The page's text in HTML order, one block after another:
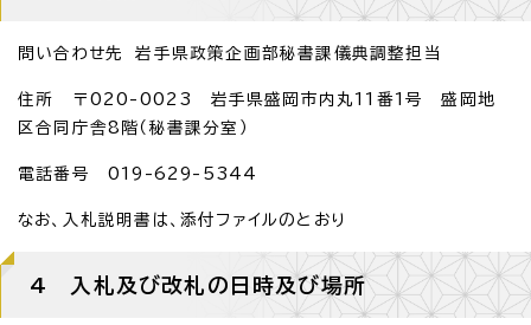
問い合わせ先 岩手県政策企画部秘書課儀典調整担当
住所 〒020-0023 岩手県盛岡市内丸11番1号 盛岡地
区合同庁舎8階（秘書課分室）
電話番号 019-629-5344
なお、入札説明書は、添付ファイルのとおり
4 入札及び改札の日時及び場所